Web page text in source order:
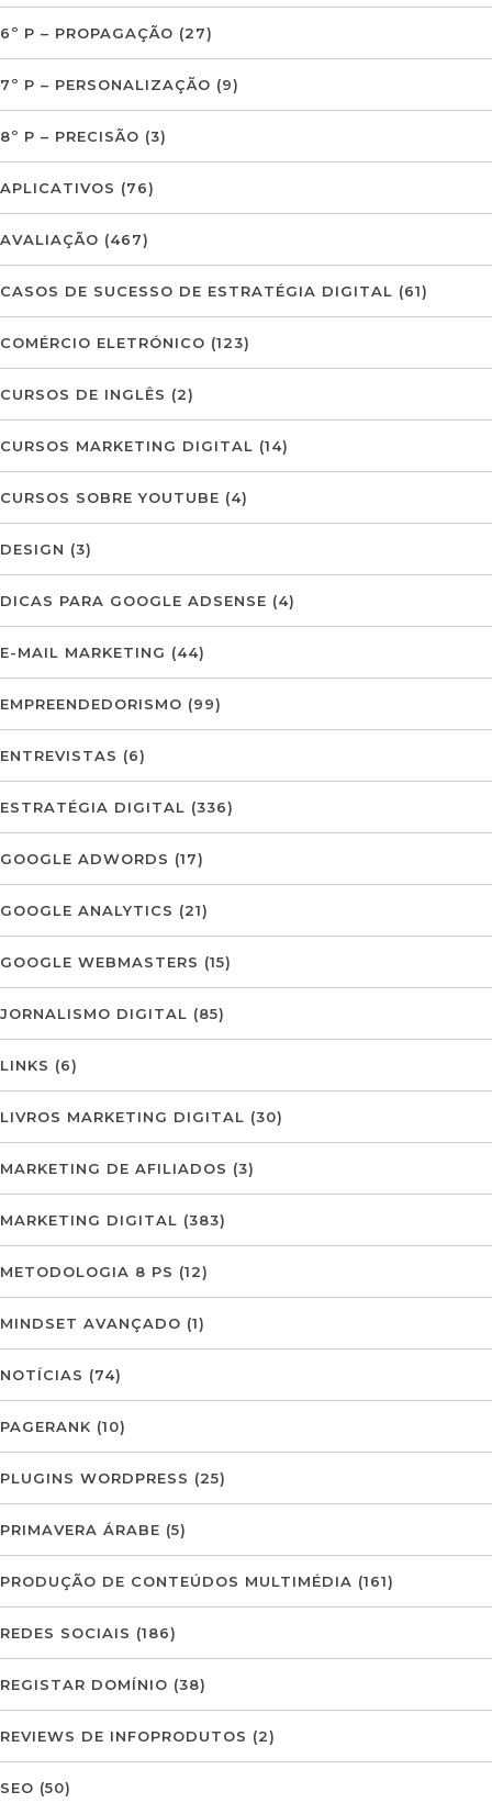
6º P – PROPAGAÇÃO (27)
7º P – PERSONALIZAÇÃO (9)
8º P – PRECISÃO (3)
APLICATIVOS (76)
AVALIAÇÃO (467)
CASOS DE SUCESSO DE ESTRATÉGIA DIGITAL (61)
COMÉRCIO ELETRÓNICO (123)
CURSOS DE INGLÊS (2)
CURSOS MARKETING DIGITAL (14)
CURSOS SOBRE YOUTUBE (4)
DESIGN (3)
DICAS PARA GOOGLE ADSENSE (4)
E-MAIL MARKETING (44)
EMPREENDEDORISMO (99)
ENTREVISTAS (6)
ESTRATÉGIA DIGITAL (336)
GOOGLE ADWORDS (17)
GOOGLE ANALYTICS (21)
GOOGLE WEBMASTERS (15)
JORNALISMO DIGITAL (85)
LINKS (6)
LIVROS MARKETING DIGITAL (30)
MARKETING DE AFILIADOS (3)
MARKETING DIGITAL (383)
METODOLOGIA 8 PS (12)
MINDSET AVANÇADO (1)
NOTÍCIAS (74)
PAGERANK (10)
PLUGINS WORDPRESS (25)
PRIMAVERA ÁRABE (5)
PRODUÇÃO DE CONTEÚDOS MULTIMÉDIA (161)
REDES SOCIAIS (186)
REGISTAR DOMÍNIO (38)
REVIEWS DE INFOPRODUTOS (2)
SEO (50)